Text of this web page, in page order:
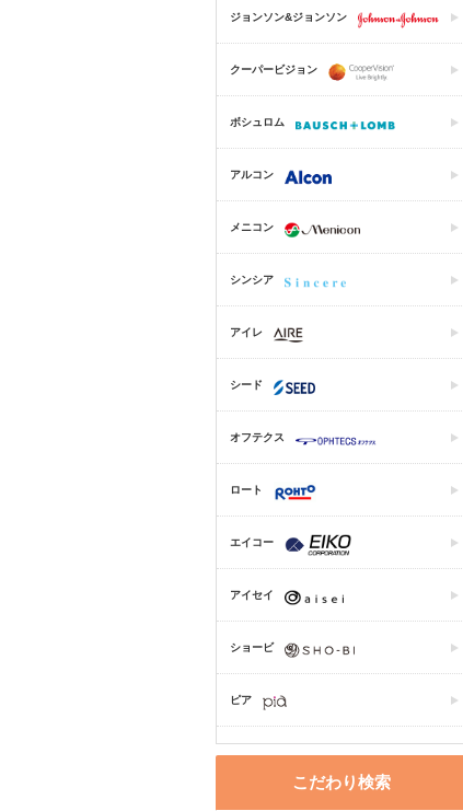
ジョンソン&ジョンソン
クーパービジョン
ボシュロム
アルコン
メニコン
シンシア
アイレ
シード
オフテクス
ロート
エイコー
アイセイ
ショービ
ピア
こだわり検索